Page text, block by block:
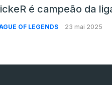
é campeão da
OF LEGENDS 23 mai 2025